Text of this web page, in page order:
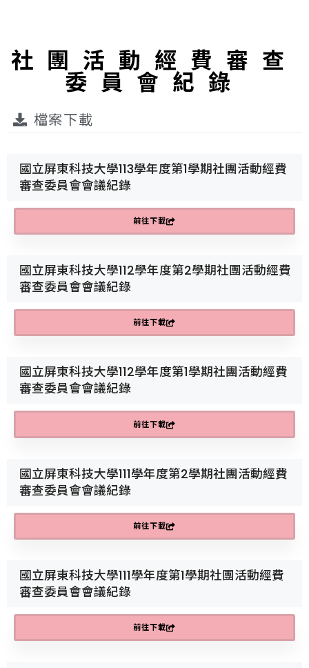
社團活動經費審查
委員會紀錄
檔案下載
國立屏東科技大學113學年度第1學期社團活動經費
審查委員會會議紀錄
前往下載
國立屏東科技大學112學年度第2學期社團活動經費
審查委員會會議紀錄
前往下載
國立屏東科技大學112學年度第1學期社團活動經費
審查委員會會議紀錄
前往下載
國立屏東科技大學111學年度第2學期社團活動經費
審查委員會會議紀錄
前往下載
國立屏東科技大學111學年度第1學期社團活動經費
審查委員會會議紀錄
前往下載